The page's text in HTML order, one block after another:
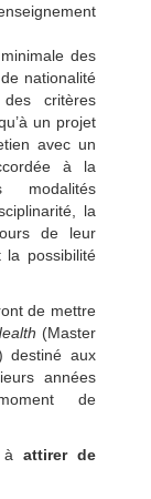
des
nationalité
critères
un projet
avec un
à la
la
de leur
la possibilité
de mettre
(Master
destiné aux
années
de
à attirer de